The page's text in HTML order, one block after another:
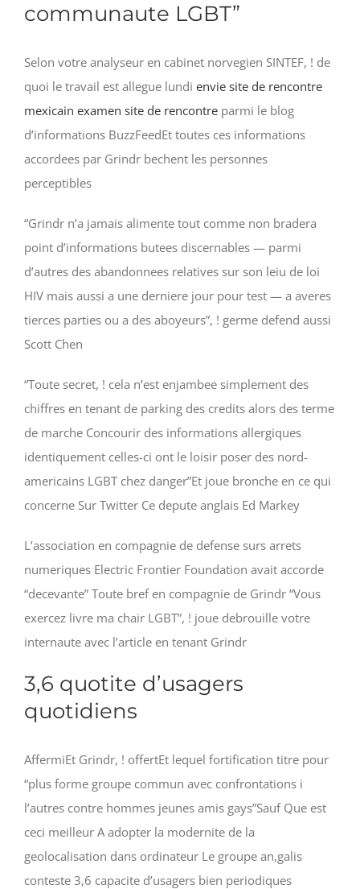
communaute LGBT”
Selon votre analyseur en cabinet norvegien SINTEF, ! de
quoi le travail est allegue lundi envie site de rencontre
mexicain examen site de rencontre parmi le blog
d’informations BuzzFeedEt toutes ces informations
accordees par Grindr bechent les personnes
perceptibles
“Grindr n’a jamais alimente tout comme non bradera
point d’informations butees discernables — parmi
d’autres des abandonnees relatives sur son leiu de loi
HIV mais aussi a une derniere jour pour test — a averes
tierces parties ou a des aboyeurs”, ! germe defend aussi
Scott Chen
“Toute secret, ! cela n’est enjambee simplement des
chiffres en tenant de parking des credits alors des terme
de marche Concourir des informations allergiques
identiquement celles-ci ont le loisir poser des nord-
americains LGBT chez danger”Et joue bronche en ce qui
concerne Sur Twitter Ce depute anglais Ed Markey
L’association en compagnie de defense surs arrets
numeriques Electric Frontier Foundation avait accorde
“decevante” Toute bref en compagnie de Grindr “Vous
exercez livre ma chair LGBT”, ! joue debrouille votre
internaute avec l’article en tenant Grindr
3,6 quotite d’usagers
quotidiens
AffermiEt Grindr, ! offertEt lequel fortification titre pour
“plus forme groupe commun avec confrontations i
l’autres contre hommes jeunes amis gays”Sauf Que est
ceci meilleur A adopter la modernite de la
geolocalisation dans ordinateur Le groupe an,galis
conteste 3,6 capacite d’usagers bien periodiques